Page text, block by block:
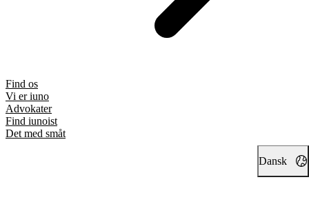
Find os
Vi er iuno
Advokater
Find iunoist
Det med småt
Dansk